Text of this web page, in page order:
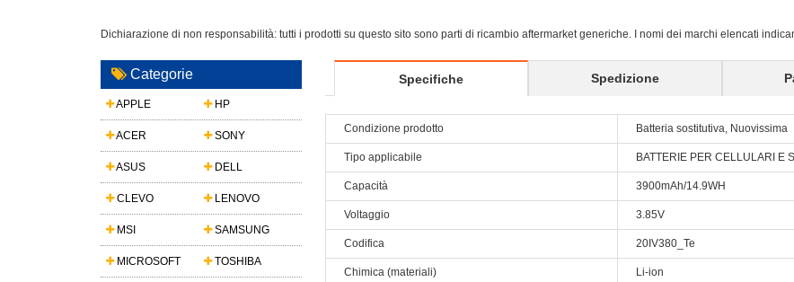
Dichiarazione di non responsabilità: tutti i prodotti su questo sito sono parti di ricambio aftermarket generiche. I nomi dei marchi elencati
Specifiche Spedizione
Condizione prodotto Batteria sostitutiva, Nuovissima
Tipo applicabile BATTERIE PER CELLULARI E
Capacità 3900mAh/14.9WH
Voltaggio 3.85V
Codifica 20IV380_Te
Chimica (materiali) Li-ion
Categorie
APPLE HP
ACER SONY
ASUS DELL
CLEVO LENOVO
MSI SAMSUNG
MICROSOFT TOSHIBA